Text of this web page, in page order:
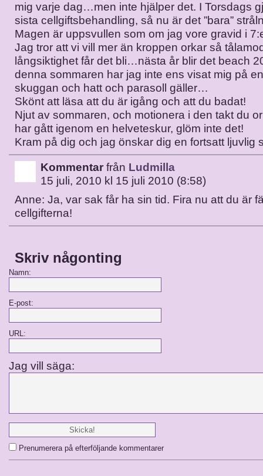
mig varje dag…men inte hjälper det. I Torsdags
sista cellgiftsbehandling, så nu är det ”bara”
Magen är uppsvullen som om jag vore gravid i
Jag tror att vi vill mer än kroppen orkar så
långsiktighet får det bli…nästa år blir det beach
denna sommaren har jag inte ens visat mig på
skuggan och hatt och parasoll gäller…
Skönt att läsa att du är igång och att du badat!
Njut av sommaren, och motionera i den takt du
har gått igenom en helveteskur, glöm inte det!
Kram på dig och jag önskar dig en fortsatt ljuvlig
Kommentar från Ludmilla
15 juli, 2010 kl 15 juli 2010 (8:58)
Anne: Ja, var sak får ha sin tid. Fira nu att du är
cellgifterna!
Skriv någonting
Namn:
E-post:
URL:
Jag vill säga:
Prenumerera på efterföljande kommentarer